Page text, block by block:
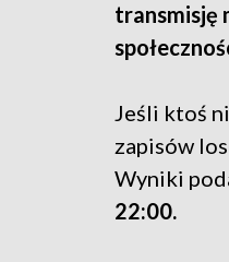
transmisję
Jeśli ktoś
zapisów
Wyniki
22:00.